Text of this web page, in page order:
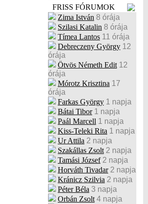
FRISS FÓRUMOK
Zima István 8 órája
Szilasi Katalin 8 órája
Tímea Lantos 11 órája
Debreczeny György 12
órája
Ötvös Németh Edit 12
órája
Mórotz Krisztina 17
órája
Farkas György 1 napja
Bátai Tibor 1 napja
Paál Marcell 1 napja
Kiss-Teleki Rita 1 napja
Ur Attila 2 napja
Szakállas Zsolt 2 napja
Tamási József 2 napja
Horváth Tivadar 2 napja
Kránicz Szilvia 2 napja
Péter Béla 3 napja
Orbán Zsolt 4 napja